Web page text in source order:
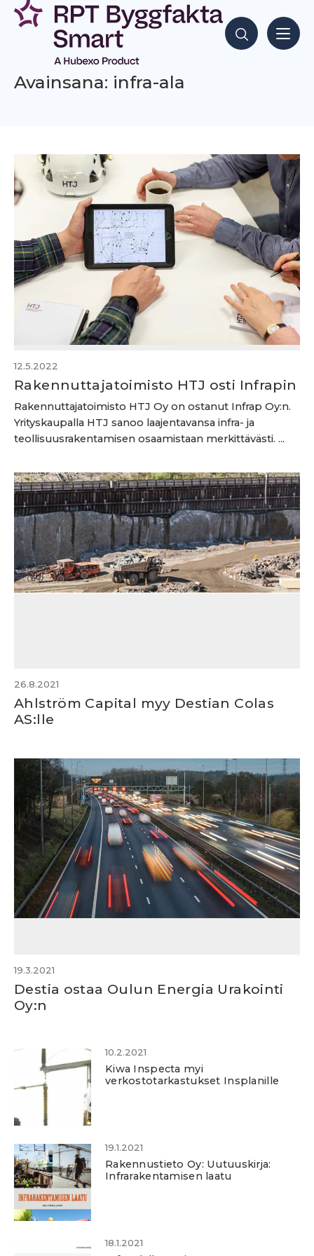
Siirry
sisältöön
Hae sisältöjä
Avainsana: infra-ala
12.5.2022
Rakennuttajatoimisto HTJ osti Infrapin
Rakennuttajatoimisto HTJ Oy on ostanut Infrap Oy:n.
Yrityskaupalla HTJ sanoo laajentavansa infra- ja
teollisuusrakentamisen osaamistaan merkittävästi. ...
26.8.2021
Ahlström Capital myy Destian Colas
AS:lle
19.3.2021
Destia ostaa Oulun Energia Urakointi
Oy:n
10.2.2021
Kiwa Inspecta myi
verkostotarkastukset Insplanille
19.1.2021
Rakennustieto Oy: Uutuuskirja:
Infrarakentamisen laatu
18.1.2021